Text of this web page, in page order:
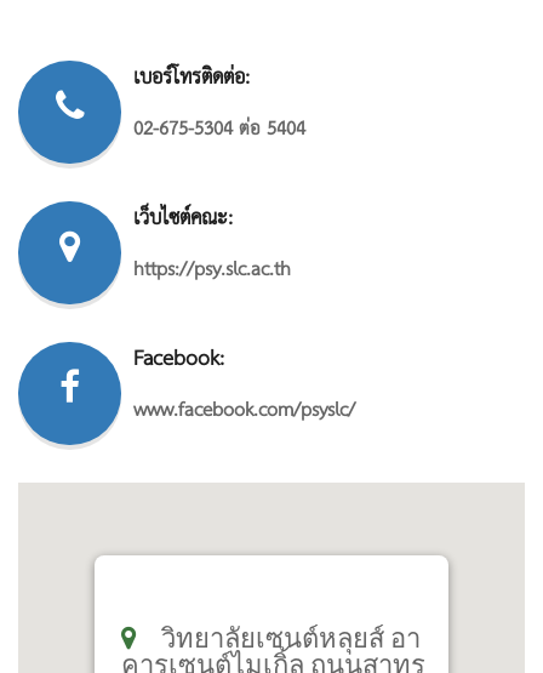
เบอร์โทรติดต่อ:
02-675-5304 ต่อ 5404
เว็บไซต์คณะ:
https://psy.slc.ac.th
Facebook:
www.facebook.com/psyslc/
วิทยาลัยเซนต์หลุยส์ อา
คารเซนต์ไมเกิ้ล ถนนสาทร